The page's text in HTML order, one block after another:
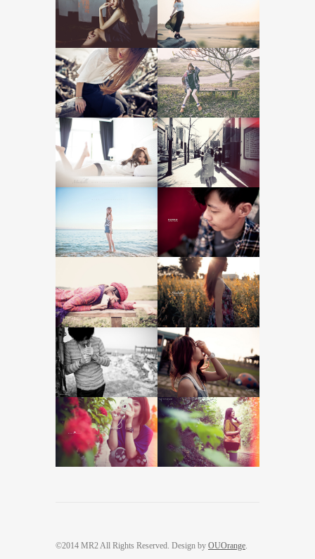
©2014 MR2 All Rights Reserved. Design by OUOrange.